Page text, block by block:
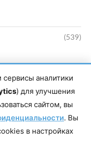
(539)
Тимур Нухович. Контакты
По вопросам
д. 1а. Все права защищены.
запрещено, частичное
аналитики
) для улучшения
сайтом, вы
. Вы
в настройках